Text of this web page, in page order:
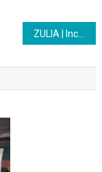
ZULIA | Inces y la alcaldía Jesús Enrique Lossada acuerdan ruta de formación juvenil